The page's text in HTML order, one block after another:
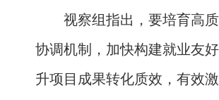
视察组指出，要培育高
协调机制，加快构建就业友
升项目成果转化质效，有效